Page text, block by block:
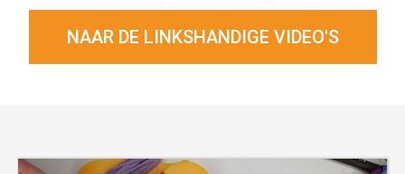
NAAR DE LINKSHANDIGE VIDEO'S